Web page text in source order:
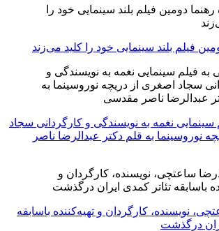
فیلم بلند سینمایی خود را کلید می‌زند
سینمایی نغمه به نویسندگی و کارگردانی سجاد
نوروسینما به قلم دکتر عبدالرضا ناصر
نویسنده، کارگردان و تهیه‌کننده باسابقه
درگذشت